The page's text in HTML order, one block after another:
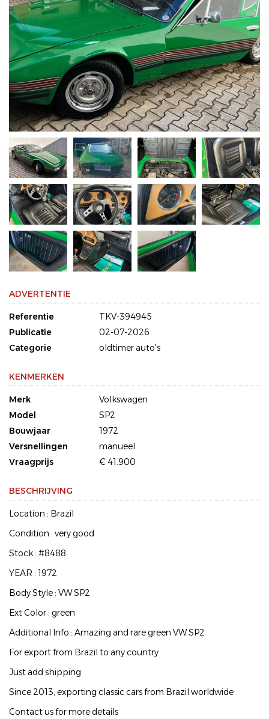
ADVERTENTIE
Referentie
TKV-394945
Publicatie
02-07-2026
Categorie
oldtimer auto's
KENMERKEN
Merk
Volkswagen
Model
SP2
Bouwjaar
1972
Versnellingen
manueel
Vraagprijs
€ 41.900
BESCHRIJVING
Location : Brazil
Condition : very good
Stock : #8488
YEAR : 1972
Body Style : VW SP2
Ext Color : green
Additional Info : Amazing and rare green VW SP2
For export from Brazil to any country
Just add shipping
Since 2013, exporting classic cars from Brazil worldwide
Contact us for more details